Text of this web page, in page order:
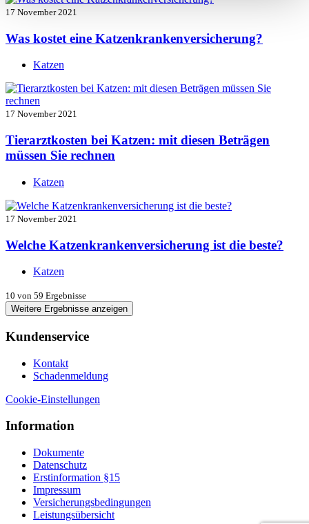
17 November 2021
Was kostet eine Katzenkrankenversicherung?
Katzen
17 November 2021
Tierarztkosten bei Katzen: mit diesen Beträgen
müssen Sie rechnen
Katzen
17 November 2021
Welche Katzenkrankenversicherung ist die beste?
Katzen
10 von 59 Ergebnisse
Weitere Ergebnisse anzeigen
Kundenservice
Kontakt
Schadenmeldung
Cookie-Einstellungen
Information
Dokumente
Datenschutz
Erstinformation §15
Impressum
Versicherungsbedingungen
Leistungsübersicht